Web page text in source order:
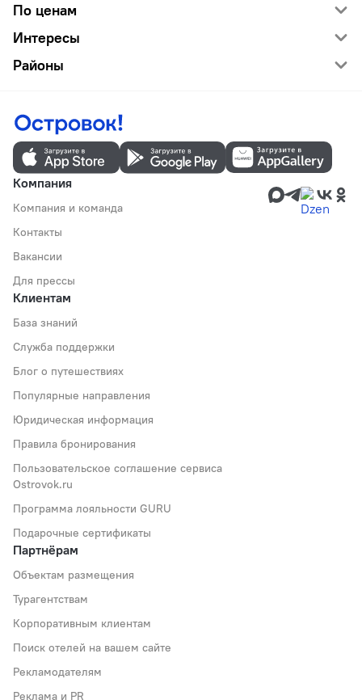
По ценам
Интересы
Районы
Компания
Компания и команда
Контакты
Вакансии
Для прессы
Клиентам
База знаний
Служба поддержки
Блог о путешествиях
Популярные направления
Юридическая информация
Правила бронирования
Пользовательское соглашение сервиса
Ostrovok.ru
Программа лояльности GURU
Подарочные сертификаты
Партнёрам
Объектам размещения
Турагентствам
Корпоративным клиентам
Поиск отелей на вашем сайте
Рекламодателям
Реклама и PR